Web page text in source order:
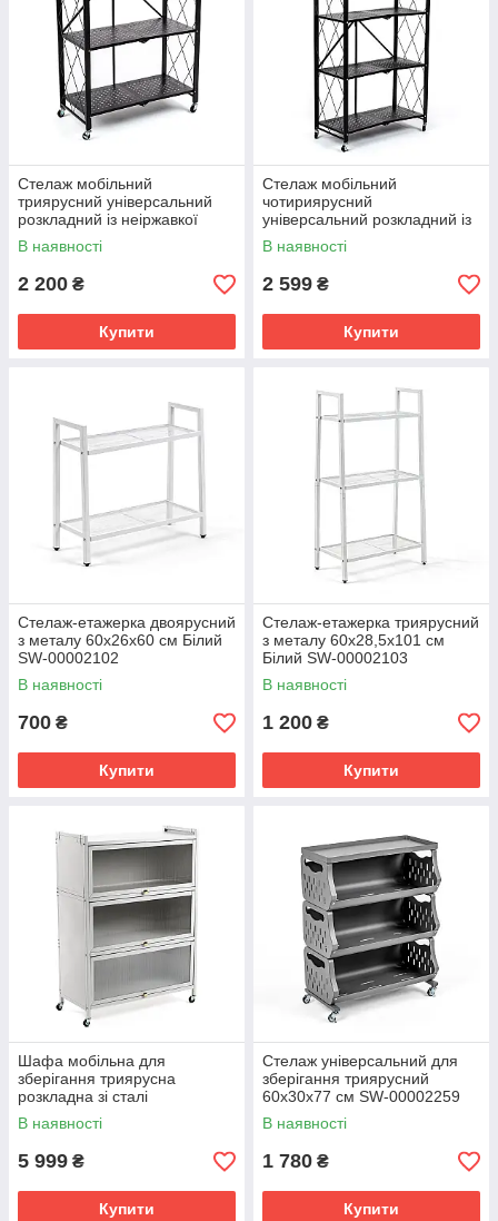
Стелаж мобільний
триярусний універсальний
розкладний із неіржавкої
сталі 89х72х34 см Чорний
SW-00002097
В наявності
2 200 ₴
Купити
Стелаж мобільний
чотириярусний
універсальний розкладний із
неіржавкої сталі 126х72х34
см Чорний SW-00002098
В наявності
2 599 ₴
Купити
Стелаж-етажерка двоярусний
з металу 60х26х60 см Білий
SW-00002102
В наявності
700 ₴
Купити
Стелаж-етажерка триярусний
з металу 60х28,5х101 см
Білий SW-00002103
В наявності
1 200 ₴
Купити
Шафа мобільна для
зберігання триярусна
розкладна зі сталі
70х36х112,8 см Світло-сіра
SW-00002116
В наявності
5 999 ₴
Купити
Стелаж універсальний для
зберігання триярусний
60х30х77 см SW-00002259
В наявності
1 780 ₴
Купити